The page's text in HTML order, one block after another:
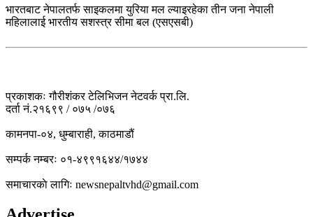
भारतबाट नेपालतर्फ साइकलमा युरिया मल ल्याइरहेका तीन जना नेपाली
महिलालाई भारतीय सशस्त्र सीमा बल (एसएसबी)
प्रकाशकः गौरीशंकर टेलिभिजन नेटवर्क प्रा.लि.
दर्ता नं.२१६९९ / ०७५ /०७६
कामनपा-०४, धुम्बाराही, काठमाडौं
सम्पर्क नम्बरः ०१-४९९१६४४/१७४४
समाचारकाे लागिः newsnepaltvhd@gmail.com